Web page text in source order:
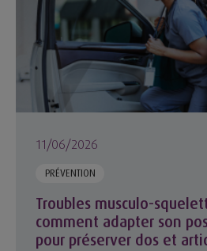
11/06/2026
PRÉVENTION
Troubles musculo-
comment adapter son
pour préserver dos et